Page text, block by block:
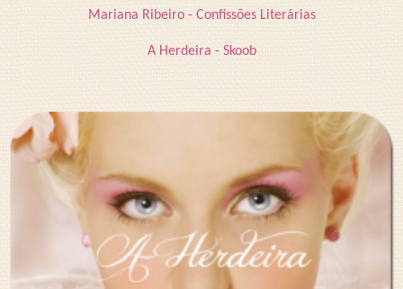
Mariana Ribeiro - Confissões Literárias
A Herdeira - Skoob